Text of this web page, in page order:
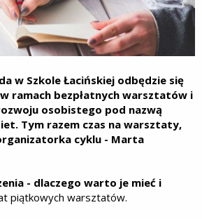
w Szkole Łacińskiej odbędzie się
ramach bezpłatnych warsztatów i
osobistego pod nazwą
Tym razem czas na warsztaty,
cyklu - Marta
- dlaczego warto je mieć i
piątkowych warsztatów.